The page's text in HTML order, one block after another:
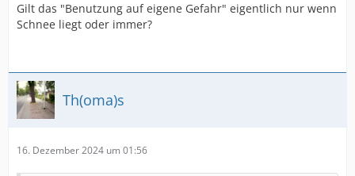
Gilt das "Benutzung auf eigene Gefahr" eigentlich nur wenn
Schnee liegt oder immer?
Th(oma)s
16. Dezember 2024 um 01:56